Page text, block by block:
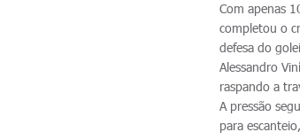
Com apenas
completou o
defesa do
Alessandro
raspando a
A pressão
para